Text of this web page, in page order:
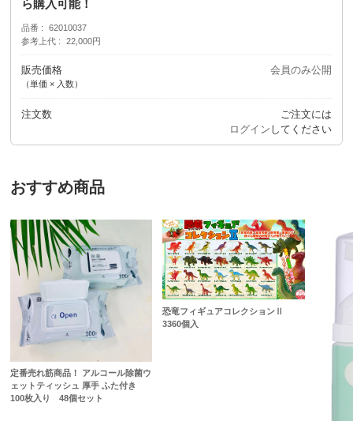
ら購入可能！
品番
62010037
参考上代
22,000円
販売価格
（単価 × 入数）
会員のみ公開
注文数
ご注文には
ログイン してください
おすすめ商品
定番売れ筋商品！ アルコール除菌ウ
ェットティッシュ 厚手 ふた付き
100枚入り 48個セット
恐竜フィギュアコレクションⅡ
3360個入